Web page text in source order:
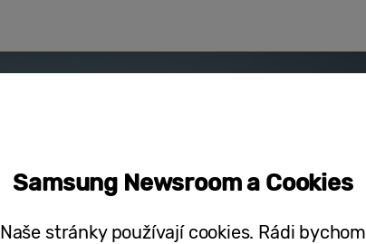
Samsung Newsroom a Cookies
Naše stránky používají cookies. Rádi bychom